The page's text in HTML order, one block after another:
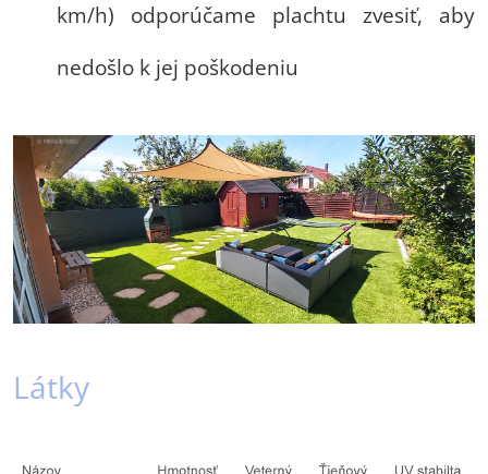
km/h) odporúčame plachtu zvesiť, aby
nedošlo k jej poškodeniu
Látky